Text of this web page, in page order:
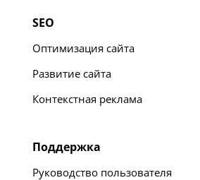
SEO
Оптимизация сайта
Развитие сайта
Контекстная реклама
Поддержка
Руководство пользователя